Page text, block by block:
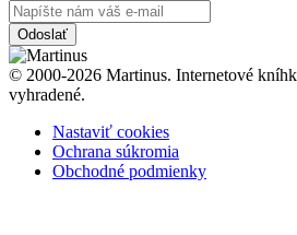
Odoslať
© 2000-2026 Martinus. Internetové
vyhradené.
Nastaviť cookies
Ochrana súkromia
Obchodné podmienky